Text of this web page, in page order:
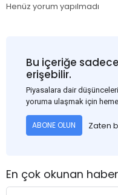
Henüz yorum yapılmadı
Bu içeriğe
erişebilir.
Piyasalara dair
yoruma ulaşmak için
ABONE OLUN Zaten
En çok okunan